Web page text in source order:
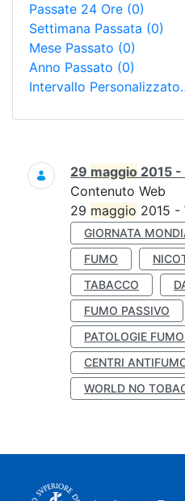
Passate 24 Ore (0)
Settimana Passata (0)
Mese Passato (0)
Anno Passato (0)
Intervallo
Ricerca
29 maggio 2015 -
Contenuto Web
29 maggio 2015 -
GIORNATA
FUMO
TABACCO
FUMO PASSIVO
PATOLOGIE
CENTRI
WORLD NO